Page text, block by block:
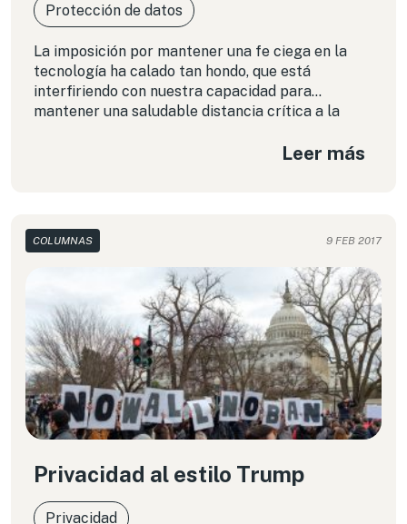
Protección de datos
La imposición por mantener una fe ciega en la
tecnología ha calado tan hondo, que está
interfiriendo con nuestra capacidad para
mantener una saludable distancia crítica a la
Leer más
COLUMNAS 9 FEB 2017
Privacidad al estilo Trump
Privacidad